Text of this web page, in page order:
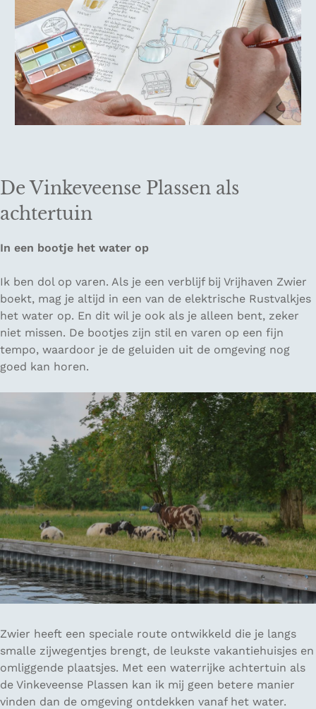
De Vinkeveense Plassen als
achtertuin
In een bootje het water op
Ik ben dol op varen. Als je een verblijf bij Vrijhaven Zwier
boekt, mag je altijd in een van de elektrische Rustvalkjes
het water op. En dit wil je ook als je alleen bent, zeker
niet missen. De bootjes zijn stil en varen op een fijn
tempo, waardoor je de geluiden uit de omgeving nog
goed kan horen.
Zwier heeft een speciale route ontwikkeld die je langs
smalle zijwegentjes brengt, de leukste vakantiehuisjes en
omliggende plaatsjes. Met een waterrijke achtertuin als
de Vinkeveense Plassen kan ik mij geen betere manier
vinden dan de omgeving ontdekken vanaf het water.